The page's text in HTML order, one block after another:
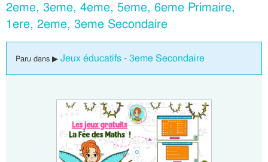
2eme, 3eme, 4eme, 5eme, 6eme Primaire,
1ere, 2eme, 3eme Secondaire
Paru dans ▶ Jeux éducatifs - 3eme Secondaire